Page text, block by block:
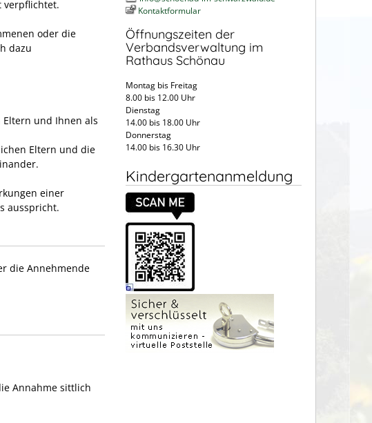
verpflichtet.
oder die
dazu
und Ihnen als
Eltern und die
einer
ausspricht.
die Annehmende
Annahme sittlich
Kontaktformular
Öffnungszeiten der
Verbandsverwaltung im
Rathaus Schönau
Montag bis Freitag
8.00 bis 12.00 Uhr
Dienstag
14.00 bis 18.00 Uhr
Donnerstag
14.00 bis 16.30 Uhr
Kindergartenanmeldung